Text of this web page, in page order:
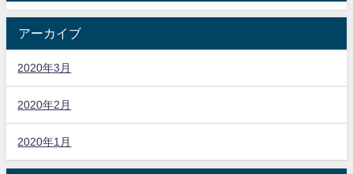
アーカイブ
2020年3月
2020年2月
2020年1月